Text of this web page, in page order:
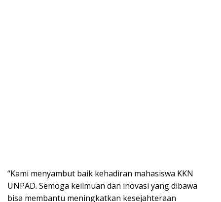
“Kami menyambut baik kehadiran mahasiswa KKN
UNPAD. Semoga keilmuan dan inovasi yang dibawa
bisa membantu meningkatkan kesejahteraan